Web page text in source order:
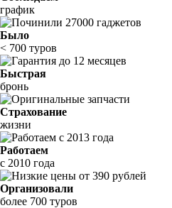
график
Было
< 700 туров
Быстрая
бронь
Страхование
жизни
Работаем
с 2010 года
Организовали
более 700 туров